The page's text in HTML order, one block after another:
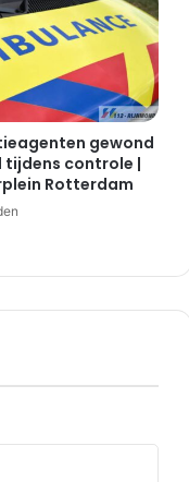
gewond
tijdens controle |
Rotterdam